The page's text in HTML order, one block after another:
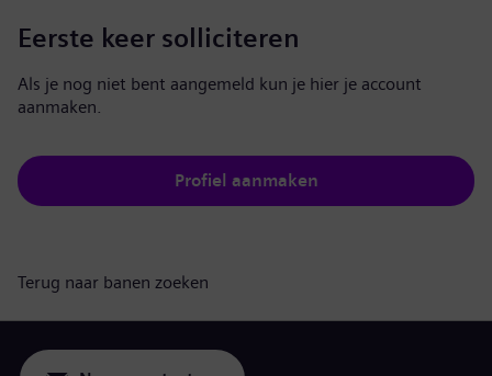
Eerste keer solliciteren
Als je nog niet bent aangemeld kun je hier je account
aanmaken.
Profiel aanmaken
Terug naar banen zoeken